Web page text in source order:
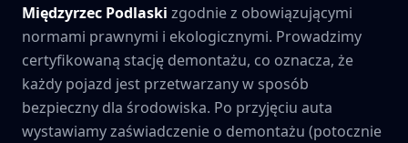
Międzyrzec Podlaski zgodnie z obowiązującymi
normami prawnymi i ekologicznymi. Prowadzimy
certyfikowaną stację demontażu, co oznacza, że
każdy pojazd jest przetwarzany w sposób
bezpieczny dla środowiska. Po przyjęciu auta
wystawiamy zaświadczenie o demontażu (potocznie